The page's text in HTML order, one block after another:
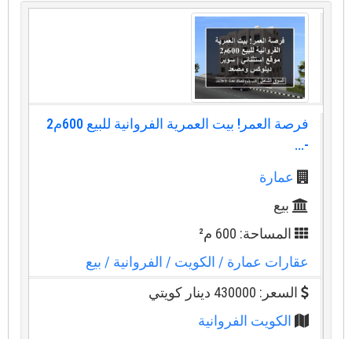
فرصة العمر! بيت العمرية الفروانية للبيع 600م2
-...
عمارة
بيع
المساحة: 600 م²
عقارات عمارة/ الكويت/ الفروانية/ بيع
السعر: 430000 دينار كويتي
الكويت الفروانية